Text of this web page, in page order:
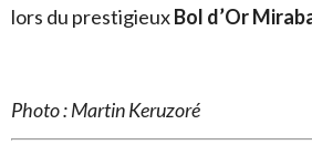
lors du prestigieuxBol d’Or
Photo : Martin Keruzoré